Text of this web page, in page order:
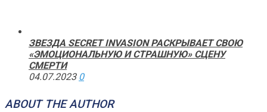
ЗВЕЗДА SECRET INVASION РАСКРЫВАЕТ СВОЮ
«ЭМОЦИОНАЛЬНУЮ И СТРАШНУЮ» СЦЕНУ
СМЕРТИ
04.07.2023 0
ABOUT THE AUTHOR